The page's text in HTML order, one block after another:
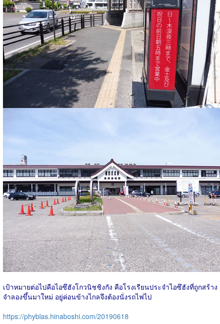
เป้าหมายต่อไปคือไอซึฮังโกวนิชชิงกัง คือโรงเรียนประจำไอซึฮังที่ถูกสร้าง
จำลองขึ้นมาใหม่ อยู่ค่อนข้างไกลจึงต้องนั่งรถไฟไป
https://phyblas.hinaboshi.com/20190618